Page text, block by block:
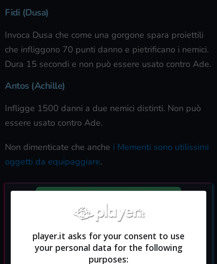
Fidi (Dusa)
Invoca Dusa che come una gorgone spara proiettili
che infliggono 70 punti danno e pietrificano i nemici.
Dura 15 secondi e non può essere usato contro Ade.
Antos (Achille)
Infligge 1500 danni a due nemici distinti. Non può
essere usato contro Ade.
Non dimenticate che anche i Mementi sono utilissimi
oggetti da equipaggiare.
player.it asks for your consent to use
your personal data for the following
purposes: